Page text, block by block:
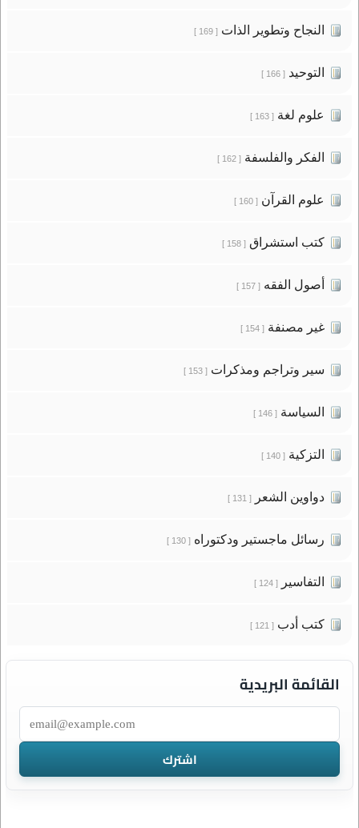
النجاح وتطوير الذات[ 169 ]
التوحيد[ 166 ]
علوم لغة[ 163 ]
الفكر والفلسفة[ 162 ]
علوم القرآن[ 160 ]
كتب استشراق[ 158 ]
أصول الفقه[ 157 ]
غير مصنفة[ 154 ]
سير وتراجم ومذكرات[ 153 ]
السياسة[ 146 ]
التزكية[ 140 ]
دواوين الشعر[ 131 ]
رسائل ماجستير ودكتوراه[ 130 ]
التفاسير[ 124 ]
كتب أدب[ 121 ]
القائمة البريدية